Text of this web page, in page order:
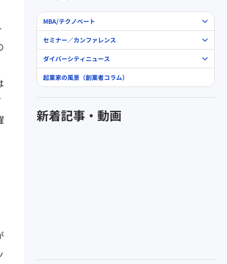
MBA/テクノベート
セミナー／カンファレンス
ダイバーシティニュース
起業家の風景（創業者コラム）
新着記事・動画